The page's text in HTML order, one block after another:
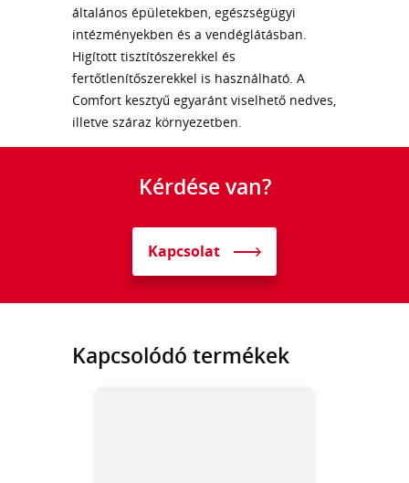
általános épületekben, egészségügyi
intézményekben és a vendéglátásban.
Higított tisztítószerekkel és
fertőtlenítőszerekkel is használható. A
Comfort kesztyű egyaránt viselhető nedves,
illetve száraz környezetben.
Kérdése van?
Kapcsolat
Kapcsolódó termékek